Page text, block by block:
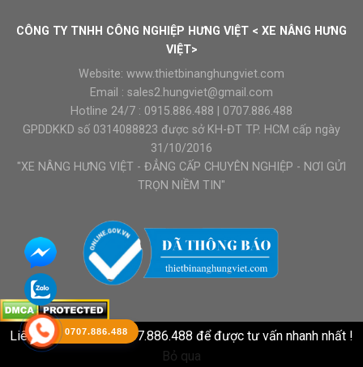
CÔNG TY TNHH CÔNG NGHIỆP HƯNG VIỆT < XE NÂNG HƯNG
VIỆT>
Website: www.thietbinanghungviet.com
Email : sales2.hungviet@gmail.com
Hotline 24/7 : 0915.886.488
0707.886.488
GPDDKKD số 0314088823 được sở KH-ĐT TP. HCM cấp ngày
31/10/2016
"XE NÂNG HƯNG VIỆT - ĐẲNG CẤP CHUYÊN NGHIỆP - NƠI GỬI
TRỌN NIỀM TIN"
0707.886.488
Liên hệ HOTLINE : 0707.886.488 để được tư vấn nhanh nhất !
Bỏ qua